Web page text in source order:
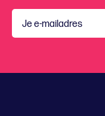
Je e-mailadres